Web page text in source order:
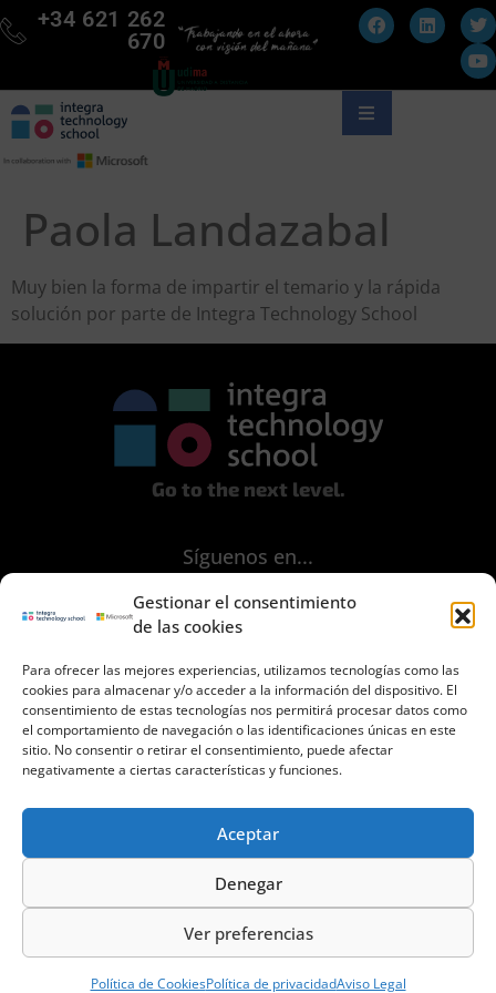
Gestionar el consentimiento
de las cookies
Para ofrecer las mejores experiencias, utilizamos tecnologías como las
cookies para almacenar y/o acceder a la información del dispositivo. El
consentimiento de estas tecnologías nos permitirá procesar datos como
el comportamiento de navegación o las identificaciones únicas en este
sitio. No consentir o retirar el consentimiento, puede afectar
negativamente a ciertas características y funciones.
Aceptar
Denegar
Ver preferencias
Política de CookiesPolítica de privacidadAviso Legal
+34 621 262
670
Paola Landazabal
Muy bien la forma de impartir el temario y la rápida
solución por parte de Integra Technology School
Go to the next level.
Síguenos en...
Aviso Legal
Política de Privacidad
Términos y Condiciones de uso
Contacto
© 2023 INTEGRA Technology School. Todos los derechos reservados